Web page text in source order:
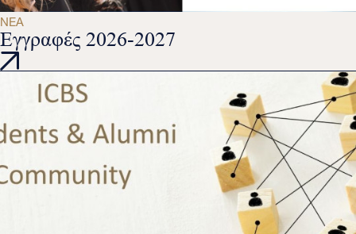
ΝΈΑ
Εγγραφές 2026-2027